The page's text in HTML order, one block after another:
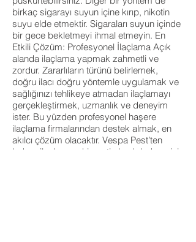
birkaç sigarayı suyun içine kırıp, nikotin
suyu elde etmektir. Sigaraları suyun içinde
bir gece bekletmeyi ihmal etmeyin. En
Etkili Çözüm: Profesyonel İlaçlama Açık
alanda ilaçlama yapmak zahmetli ve
zordur. Zararlıların türünü belirlemek,
doğru ilacı doğru yöntemle uygulamak ve
sağlığınızı tehlikeye atmadan ilaçlamayı
gerçekleştirmek, uzmanlık ve deneyim
ister. Bu yüzden profesyonel haşere
ilaçlama firmalarından destek almak, en
akılcı çözüm olacaktır. Vespa Pest’ten
bahçe ilaçlaması hizmeti alarak bahçenizi